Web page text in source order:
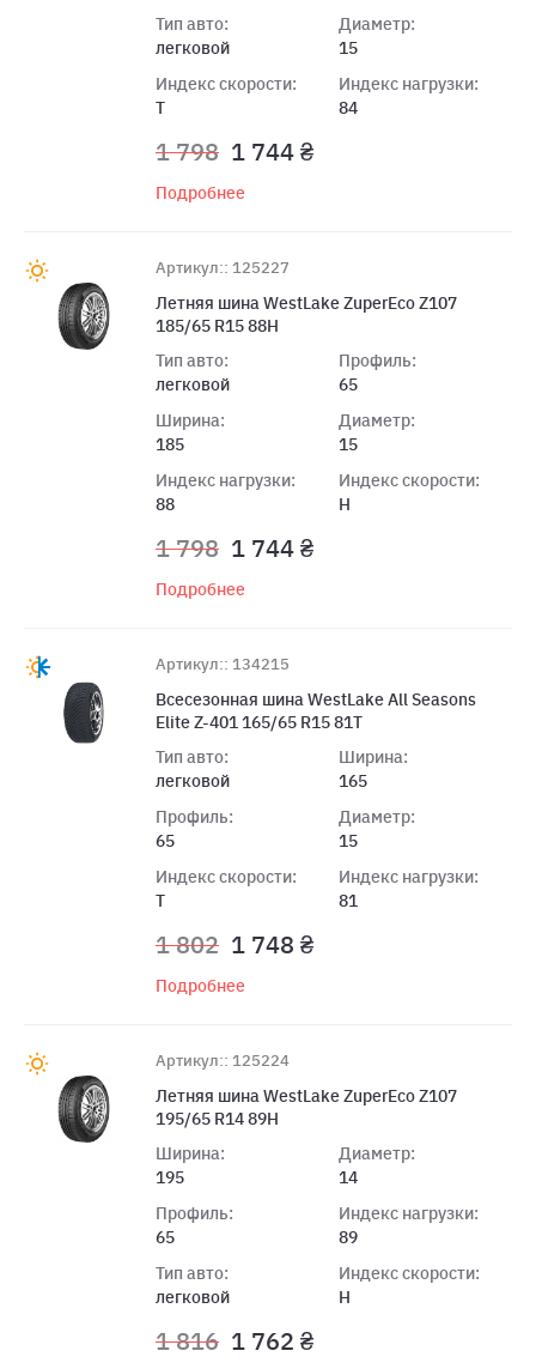
Тип авто:
легковой
Индекс скорости:
T
Диаметр:
15
Индекс нагрузки:
84
1 798 1 744 ₴
Подробнее
Артикул:: 125227
Летняя шина WestLake ZuperEco Z107
185/65 R15 88H
Тип авто:
легковой
Ширина:
185
Индекс нагрузки:
88
Профиль:
65
Диаметр:
15
Индекс скорости:
H
1 798 1 744 ₴
Подробнее
Артикул:: 134215
Всесезонная шина WestLake All Seasons
Elite Z-401 165/65 R15 81T
Тип авто:
легковой
Профиль:
65
Индекс скорости:
T
Ширина:
165
Диаметр:
15
Индекс нагрузки:
81
1 802 1 748 ₴
Подробнее
Артикул:: 125224
Летняя шина WestLake ZuperEco Z107
195/65 R14 89H
Ширина:
195
Профиль:
65
Тип авто:
легковой
Диаметр:
14
Индекс нагрузки:
89
Индекс скорости:
H
1 816 1 762 ₴